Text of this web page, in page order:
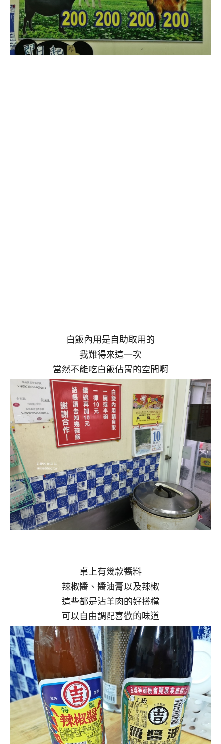
白飯內用是自助取用的
我難得來這一次
當然不能吃白飯佔胃的空間啊
桌上有幾款醬料
辣椒醬、醬油膏以及辣椒
這些都是沾羊肉的好搭檔
可以自由調配喜歡的味道